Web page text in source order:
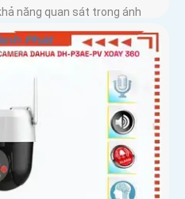
năng quan sát trong ánh
dõi mọi góc cạnh một cách